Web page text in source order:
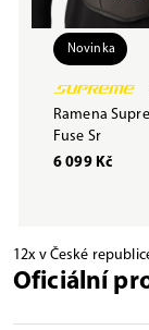
Novinka
Ramena
Fuse Sr
6 099 Kč
12x v České
Oficiální